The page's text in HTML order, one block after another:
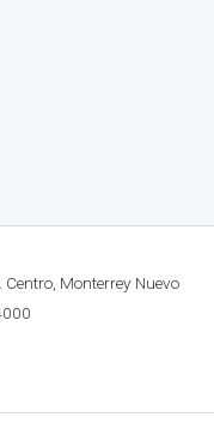
Monterrey Nuevo